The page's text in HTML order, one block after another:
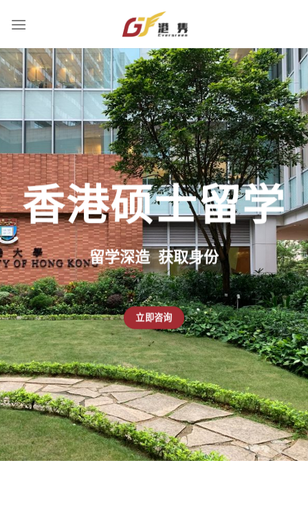
香港硕士留学
留学深造 获取身份
立即咨询